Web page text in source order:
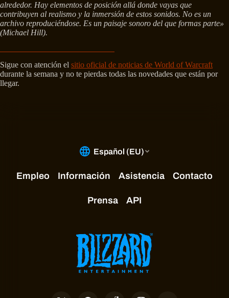
alrededor. Hay elementos de posición allá donde vayas que
contribuyen al realismo y la inmersión de estos sonidos. No es un
archivo reproduciéndose. Es un paisaje sonoro del que formas parte»
(Michael Hill).
Sigue con atención el sitio oficial de noticias de World of Warcraft
durante la semana y no te pierdas todas las novedades que están por
llegar.